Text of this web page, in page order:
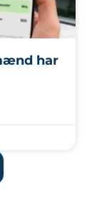
har